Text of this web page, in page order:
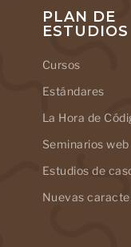
PLAN DE
ESTUDIOS
Cursos
Estándares
La Hora de
Seminarios web
Estudios de
Nuevas